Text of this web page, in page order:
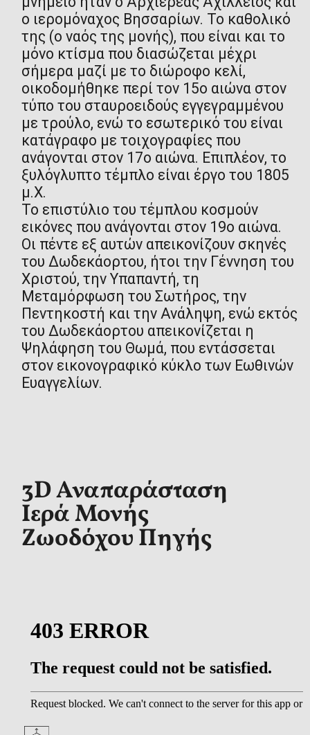
ο ιερομόναχος Βησσαρίων. Το καθολικό
της (ο ναός της μονής), που είναι και το
μόνο κτίσμα που διασώζεται μέχρι
σήμερα μαζί με το διώροφο κελί,
οικοδομήθηκε περί τον 15ο αιώνα στον
τύπο του σταυροειδούς εγγεγραμμένου
με τρούλο, ενώ το εσωτερικό του είναι
κατάγραφο με τοιχογραφίες που
ανάγονται στον 17ο αιώνα. Επιπλέον, το
ξυλόγλυπτο τέμπλο είναι έργο του 1805
μ.Χ.
Το επιστύλιο του τέμπλου κοσμούν
εικόνες που ανάγονται στον 19ο αιώνα.
Οι πέντε εξ αυτών απεικονίζουν σκηνές
του Δωδεκάορτου, ήτοι την Γέννηση του
Χριστού, την Υπαπαντή, τη
Μεταμόρφωση του Σωτήρος, την
Πεντηκοστή και την Ανάληψη, ενώ εκτός
του Δωδεκάορτου απεικονίζεται η
Ψηλάφηση του Θωμά, που εντάσσεται
στον εικονογραφικό κύκλο των Εωθινών
Ευαγγελίων.